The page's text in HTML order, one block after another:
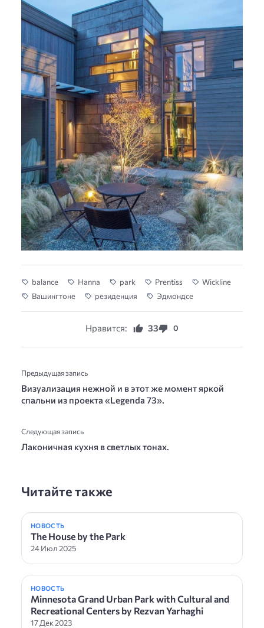
balance Hanna park Prentiss
Wickline
Вашингтоне
резиденция Эдмондсе
Нравится: 33 0
Предыдущая запись
Визуализация нежной и в этот же момент яркой
спальни из проекта «Legenda 73».
Следующая запись
Лаконичная кухня в светлых тонах.
Читайте также
НОВОСТЬ
The House by the Park
24 Июл 2025
НОВОСТЬ
Minnesota Grand Urban Park with Cultural and
Recreational Centers by Rezvan Yarhaghi
17 Дек 2023